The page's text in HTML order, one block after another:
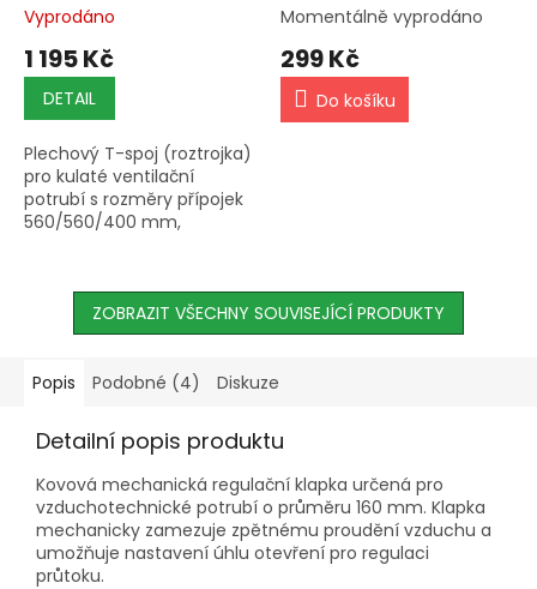
Vyprodáno
1 195 Kč
DETAIL
Plechový T-spoj (roztrojka)
pro kulaté ventilační
potrubí s rozměry přípojek
560/560/400 mm,
Momentálně vyprodáno
299 Kč
Do košíku
ZOBRAZIT VŠECHNY SOUVISEJÍCÍ PRODUKTY
Popis Podobné (4) Diskuze
Detailní popis produktu
Kovová mechanická regulační klapka určená pro
vzduchotechnické potrubí o průměru 160 mm. Klapka
mechanicky zamezuje zpětnému proudění vzduchu a
umožňuje nastavení úhlu otevření pro regulaci
průtoku.